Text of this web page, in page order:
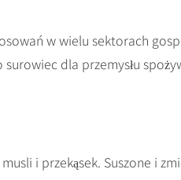
w wielu sektorach
dla przemysłu
i przekąsek. Suszone i